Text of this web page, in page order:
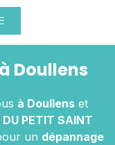
Doullens
à Doullenset
DU PETIT SAINT
un dépannage